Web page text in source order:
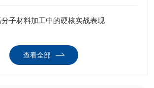
子材料加工中的硬核实战表现
查看全部